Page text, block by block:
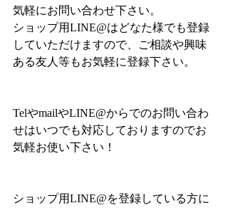
気軽にお問い合わせ下さい。
ショップ用LINE@はどなた様でも登録
していただけますので、ご相談や興味
ある友人等もお気軽に登録下さい。
TelやmailやLINE@からでのお問い合わ
せはいつでも対応しておりますのでお
気軽お使い下さい！
ショップ用LINE@を登録している方に